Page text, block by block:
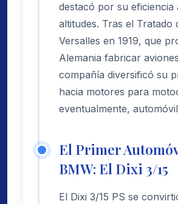
destacó por su eficiencia
altitudes. Tras el Tratado
Versalles en 1919, que
Alemania fabricar
compañía diversificó su
hacia motores para
eventualmente,
El Primer
BMW: El Dixi 3/15
El Dixi 3/15 PS se